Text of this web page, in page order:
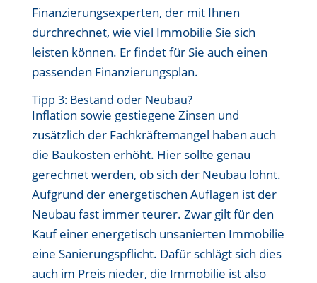
Finanzierungsexperten, der mit Ihnen
durchrechnet, wie viel Immobilie Sie sich
leisten können. Er findet für Sie auch einen
passenden Finanzierungsplan.
Tipp 3: Bestand oder Neubau?
Inflation sowie gestiegene Zinsen und
zusätzlich der Fachkräftemangel haben auch
die Baukosten erhöht. Hier sollte genau
gerechnet werden, ob sich der Neubau lohnt.
Aufgrund der energetischen Auflagen ist der
Neubau fast immer teurer. Zwar gilt für den
Kauf einer energetisch unsanierten Immobilie
eine Sanierungspflicht. Dafür schlägt sich dies
auch im Preis nieder, die Immobilie ist also